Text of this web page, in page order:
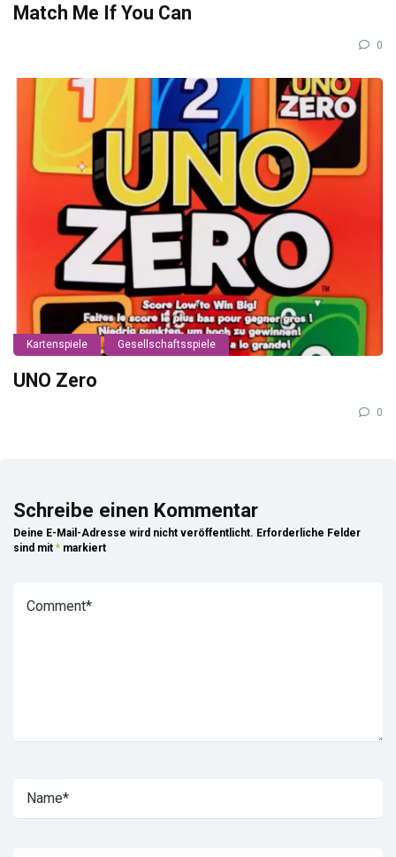
Match Me If You Can
0
Kartenspiele Gesellschaftsspiele
UNO Zero
0
Schreibe einen Kommentar
Deine E-Mail-Adresse wird nicht veröffentlicht. Erforderliche Felder
sind mit * markiert